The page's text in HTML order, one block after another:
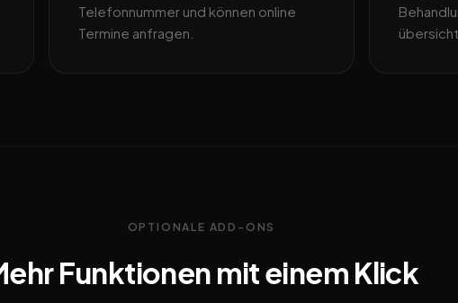
Telefonnummer und können online
Termine anfragen.
OPTIONALE ADD-ONS
Funktionen mit einem Klick